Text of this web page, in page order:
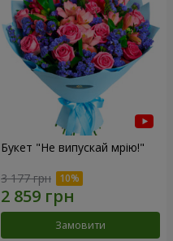
Букет "Не випускай мрію!"
3 177 грн
Замовити